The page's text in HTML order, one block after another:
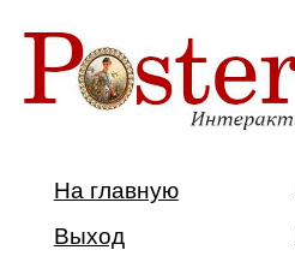
На главную
Выход